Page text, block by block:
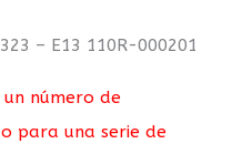
– E13 110R-000201
un número de
para una serie de